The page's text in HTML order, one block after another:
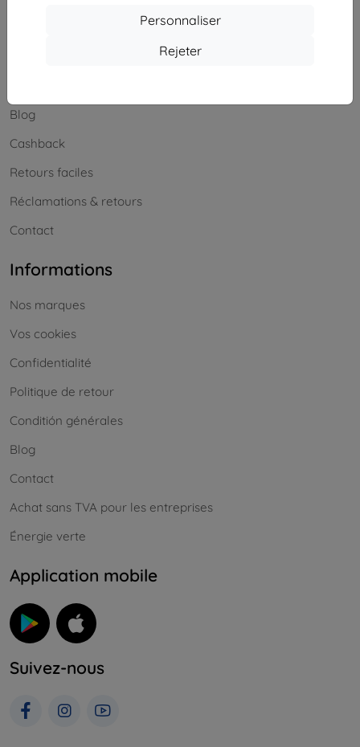
Personnaliser
Rejeter
Blog
Cashback
Retours faciles
Réclamations & retours
Contact
Informations
Nos marques
Vos cookies
Confidentialité
Politique de retour
Conditión générales
Blog
Contact
Achat sans TVA pour les entreprises
Énergie verte
Application mobile
Suivez-nous